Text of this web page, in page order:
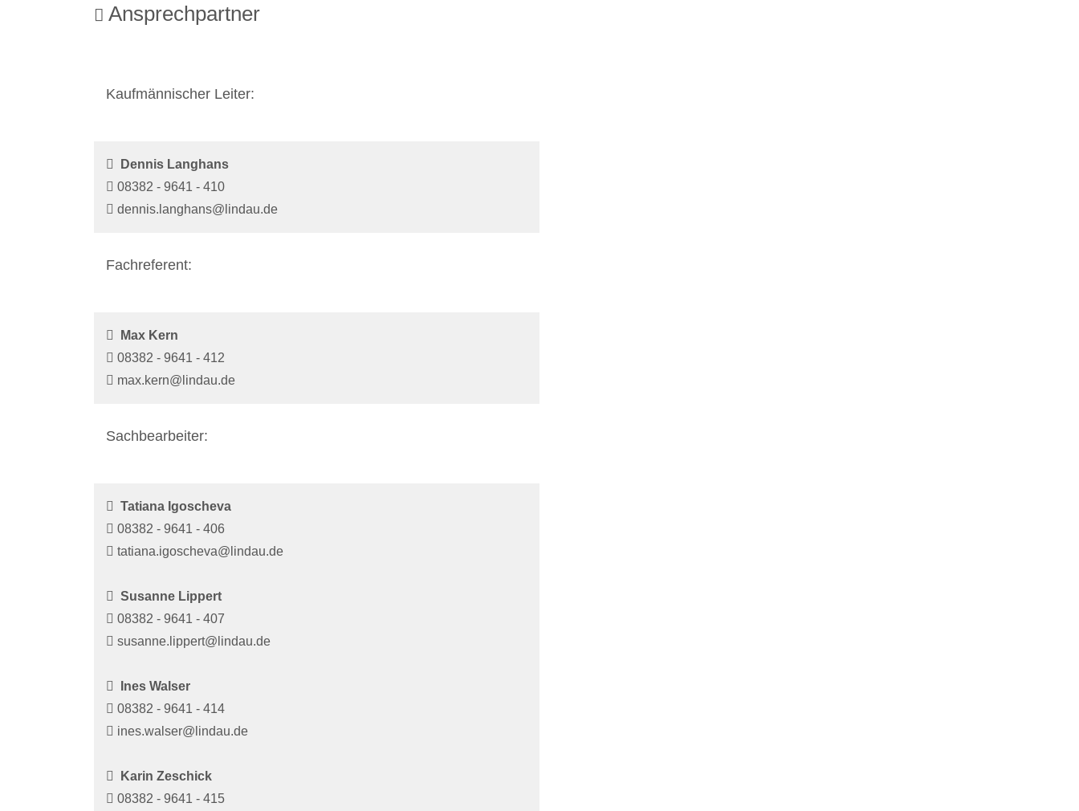
Ansprechpartner
Kaufmännischer Leiter:
Dennis Langhans
08382 - 9641 - 410
dennis.langhans@lindau.de
Fachreferent:
Max Kern
08382 - 9641 - 412
max.kern@lindau.de
Sachbearbeiter:
Tatiana Igoscheva
08382 - 9641 - 406
tatiana.igoscheva@lindau.de
Susanne Lippert
08382 - 9641 - 407
susanne.lippert@lindau.de
Ines Walser
08382 - 9641 - 414
ines.walser@lindau.de
Karin Zeschick
08382 - 9641 - 415